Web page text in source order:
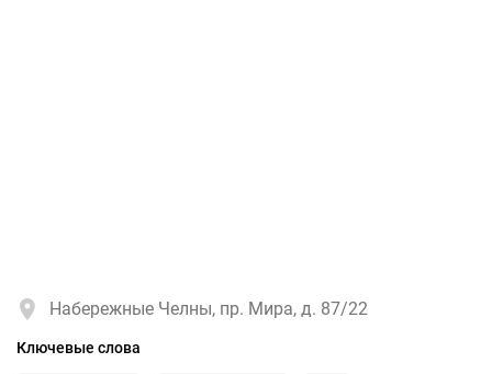
Набережные Челны, пр. Мира, д. 87/22
Ключевые слова